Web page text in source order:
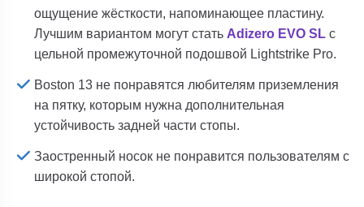
ощущение жёсткости, напоминающее пластину.
Лучшим вариантом могут стать Adizero EVO SL с
цельной промежуточной подошвой Lightstrike Pro.
Boston 13 не понравятся любителям приземления
на пятку, которым нужна дополнительная
устойчивость задней части стопы.
Заостренный носок не понравится пользователям с
широкой стопой.